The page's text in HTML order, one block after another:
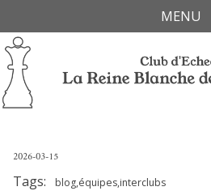
links
to
primary
navigation
to
content
to
footer
MENU
2026-03-15
Tags:
blog,équipes,interclubs